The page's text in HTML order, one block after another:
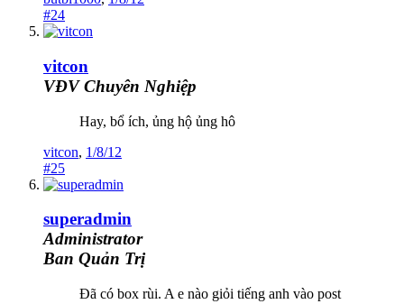
#24
vitcon
VĐV Chuyên Nghiệp
Hay, bổ ích, ủng hộ ủng hô
vitcon, 1/8/12
#25
superadmin
Administrator
Ban Quản Trị
Đã có box rùi. A e nào giỏi tiếng anh vào post